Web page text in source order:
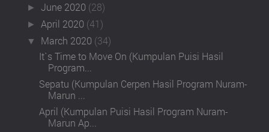
►June 2020 (28)
►April 2020 (41)
▼ March 2020 (34)
It`s Time to Move On (Kumpulan Puisi Hasil
Program...
Sepatu (Kumpulan Cerpen Hasil Program Nuram-
Marun ...
April (Kumpulan Puisi Hasil Program Nuram-
Marun Ap...